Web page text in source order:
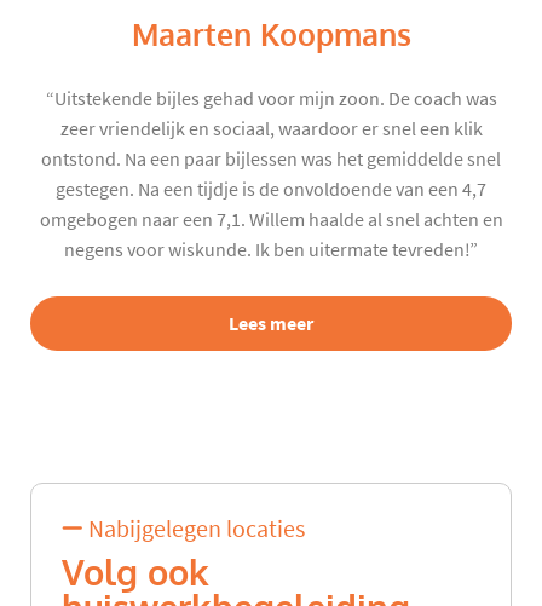
Maarten Koopmans
“Uitstekende bijles gehad voor mijn zoon. De coach was
zeer vriendelijk en sociaal, waardoor er snel een klik
ontstond. Na een paar bijlessen was het gemiddelde snel
gestegen. Na een tijdje is de onvoldoende van een 4,7
omgebogen naar een 7,1. Willem haalde al snel achten en
negens voor wiskunde. Ik ben uitermate tevreden!”
Lees meer
Nabijgelegen locaties
Volg ook